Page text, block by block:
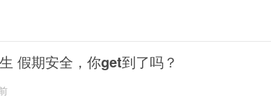
假期安全，你get到了吗？